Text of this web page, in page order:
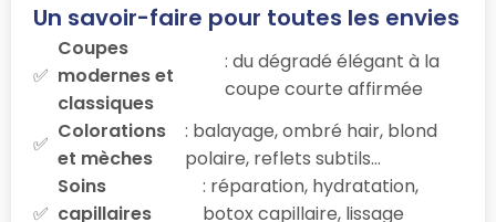
Un savoir-faire pour toutes les envies
Coupes
modernes et
classiques
: du dégradé élégant à la
coupe courte affirmée
Colorations
et mèches
: balayage, ombré hair, blond
polaire, reflets subtils…
Soins
capillaires
: réparation, hydratation,
botox capillaire, lissage